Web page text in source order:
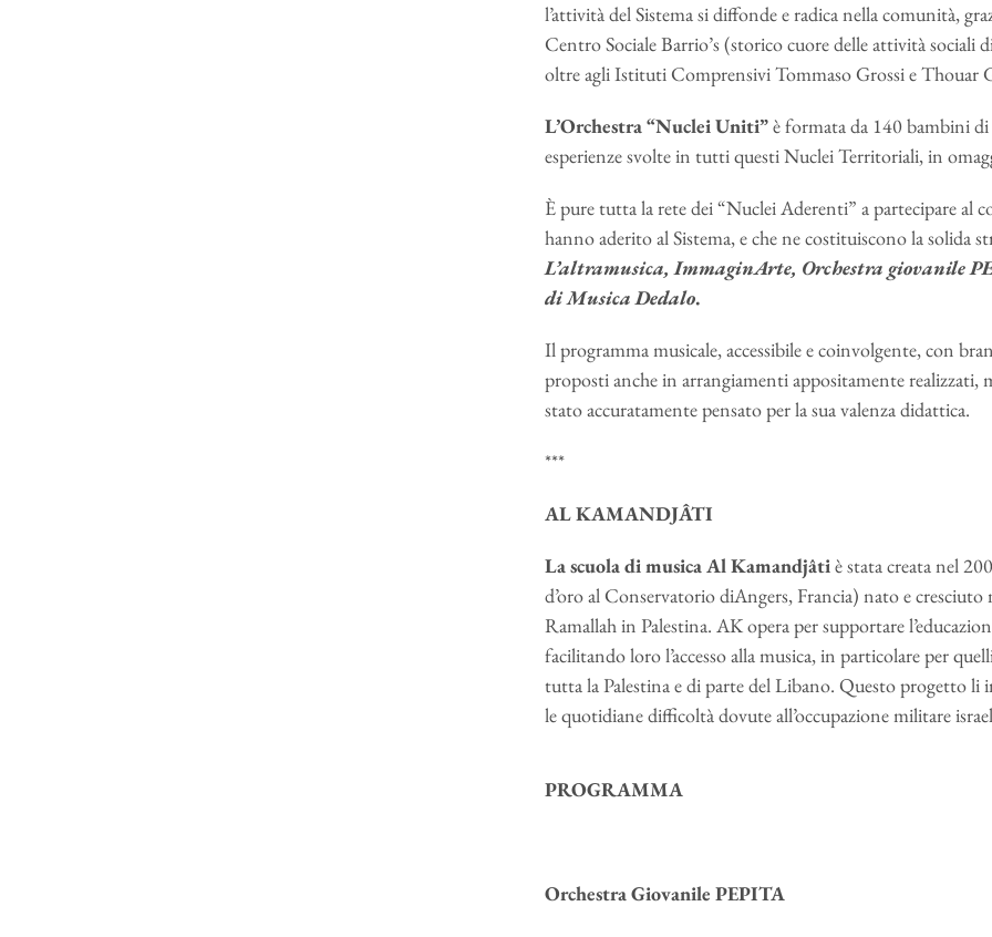
l’attività del Sistema si diffonde e radica nella comunità,
Centro Sociale Barrio’s (storico cuore delle attività
oltre agli Istituti Comprensivi Tommaso Grossi e Thouar
L’Orchestra “Nuclei Uniti”è formata da 140 bambini di
esperienze svolte in tutti questi Nuclei Territoriali, in
È pure tutta la rete dei “Nuclei Aderenti” a partecipare al
hanno aderito al Sistema, e che ne costituiscono la solida
L’altramusica, ImmaginArte, Orchestra giovanile
di Musica Dedalo.
Il programma musicale, accessibile e coinvolgente, con
proposti anche in arrangiamenti appositamente realizzati,
stato accuratamente pensato per la sua valenza didattica.
***
AL KAMANDJÂTI
La scuola di musica Al Kamandjâtiè stata creata nel
d’oro al Conservatorio diAngers, Francia) nato e
Ramallah in Palestina. AK opera per supportare
facilitando loro l’accesso alla musica, in particolare per
tutta la Palestina e di parte del Libano. Questo progetto li
le quotidiane difficoltà dovute all’occupazione militare
PROGRAMMA
Orchestra Giovanile PEPITA